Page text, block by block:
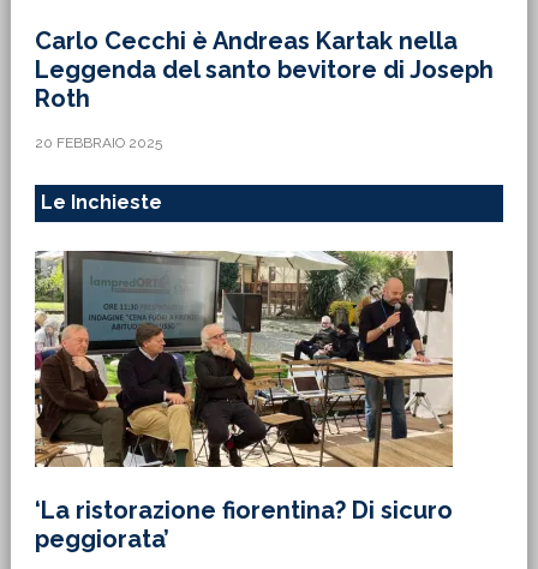
Carlo Cecchi è Andreas Kartak nella
Leggenda del santo bevitore di Joseph
Roth
20 FEBBRAIO 2025
Le Inchieste
‘La ristorazione fiorentina? Di sicuro
peggiorata’